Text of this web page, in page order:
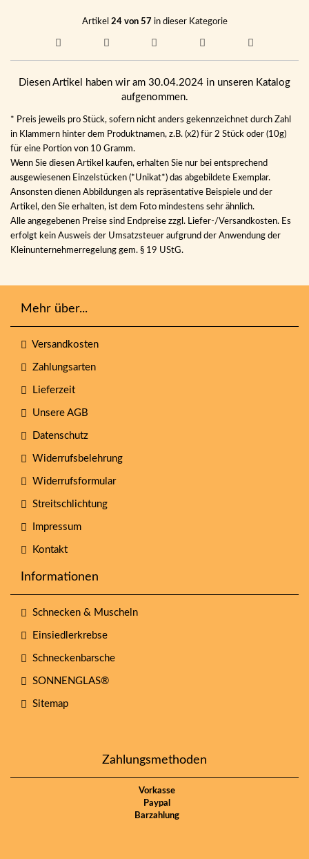
Artikel 24 von 57 in dieser Kategorie
Diesen Artikel haben wir am 30.04.2024 in unseren Katalog
aufgenommen.
* Preis jeweils pro Stück, sofern nicht anders gekennzeichnet durch Zahl
in Klammern hinter dem Produktnamen, z.B. (x2) für 2 Stück oder (10g)
für eine Portion von 10 Gramm.
Wenn Sie diesen Artikel kaufen, erhalten Sie nur bei entsprechend
ausgewiesenen Einzelstücken (*Unikat*) das abgebildete Exemplar.
Ansonsten dienen Abbildungen als repräsentative Beispiele und der
Artikel, den Sie erhalten, ist dem Foto mindestens sehr ähnlich.
Alle angegebenen Preise sind Endpreise zzgl. Liefer-/Versandkosten. Es
erfolgt kein Ausweis der Umsatzsteuer aufgrund der Anwendung der
Kleinunternehmerregelung gem. § 19 UStG.
Mehr über...
Versandkosten
Zahlungsarten
Lieferzeit
Unsere AGB
Datenschutz
Widerrufsbelehrung
Widerrufsformular
Streitschlichtung
Impressum
Kontakt
Informationen
Schnecken & Muscheln
Einsiedlerkrebse
Schneckenbarsche
SONNENGLAS®
Sitemap
Zahlungsmethoden
Vorkasse
Paypal
Barzahlung